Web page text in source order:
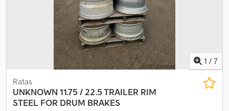
1 / 7
Ratas
UNKNOWN 11.75 / 22.5 TRAILER RIM
STEEL FOR DRUM BRAKES